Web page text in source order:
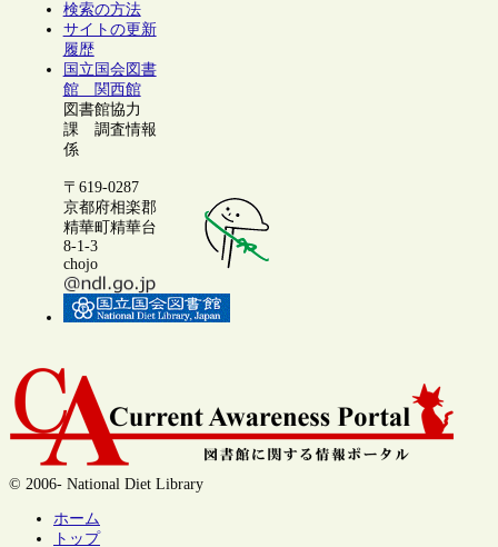
検索の方法
サイトの更新
履歴
国立国会図書
館 関西館
図書館協力
課 調査情報
係
〒619-0287
京都府相楽郡
精華町精華台
8-1-3
chojo
© 2006- National Diet Library
ホーム
トップ